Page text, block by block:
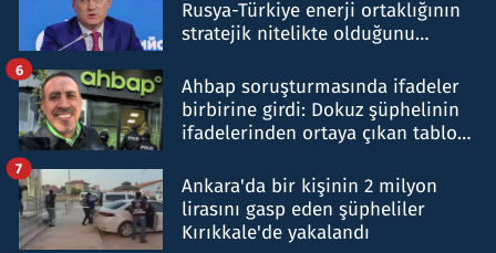
Rusya-Türkiye enerji ortaklığının
stratejik nitelikte olduğunu
Ahbap soruşturmasında ifadeler
birbirine girdi: Dokuz şüphelinin
ifadelerinden ortaya çıkan tablo
6
Ankara'da bir kişinin 2 milyon
lirasını gasp eden şüpheliler
Kırıkkale'de yakalandı
7